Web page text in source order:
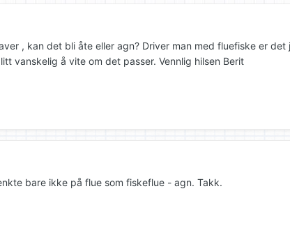
, kan det bli åte eller agn? Driver man med fluefiske er det
vanskelig å vite om det passer. Vennlig hilsen Berit
bare ikke på flue som fiskeflue - agn. Takk.